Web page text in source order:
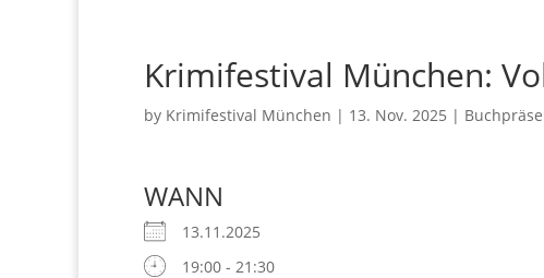
Krimifestival München:
by Krimifestival München | 13. Nov. 2025 |
WANN
13.11.2025
19:00 - 21:30